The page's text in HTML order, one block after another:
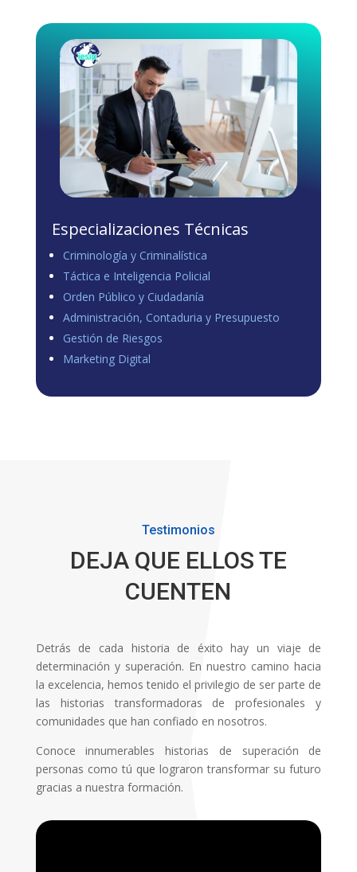
Especializaciones Técnicas
Criminología y Criminalística
Táctica e Inteligencia Policial
Orden Público y Ciudadanía
Administración, Contaduria y Presupuesto
Gestión de Riesgos
Marketing Digital
Testimonios
DEJA QUE ELLOS TE
CUENTEN
Detrás de cada historia de éxito hay un viaje de
determinación y superación. En nuestro camino hacia
la excelencia, hemos tenido el privilegio de ser parte de
las historias transformadoras de profesionales y
comunidades que han confiado en nosotros.
Conoce innumerables historias de superación de
personas como tú que lograron transformar su futuro
gracias a nuestra formación.